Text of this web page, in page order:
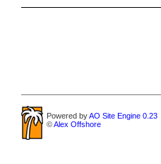
Powered byAO Site Engine 0.23
©Alex Offshore